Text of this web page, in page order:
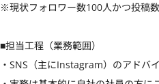
※現状フォロワー数100人かつ投稿
■担当工程（業務範囲）
・SNS（主にInstagram）のアドバ